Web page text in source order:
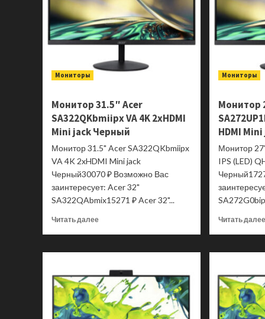
Мониторы
Монитор 31.5″ Acer
SA322QKbmiipx VA 4K 2xHDMI
Mini jack Черный
Монитор 31.5" Acer SA322QKbmiipx
VA 4K 2xHDMI Mini jack
Черный30070 ₽ Возможно Вас
заинтересует: Acer 32"
SA322QAbmix15271 ₽ Acer 32"...
Читать далееПрочитать
Монитор
Acer
SA322QKbmiipx
VA
4K
Мониторы
Монитор
HDMI
Монитор
IPS (LED)
Читать далее